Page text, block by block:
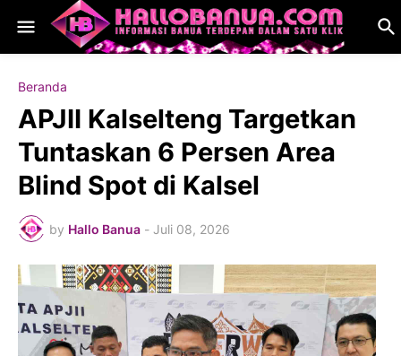
Beranda
APJII Kalselteng Targetkan
Tuntaskan 6 Persen Area
Blind Spot di Kalsel
by Hallo Banua - Juli 08, 2026